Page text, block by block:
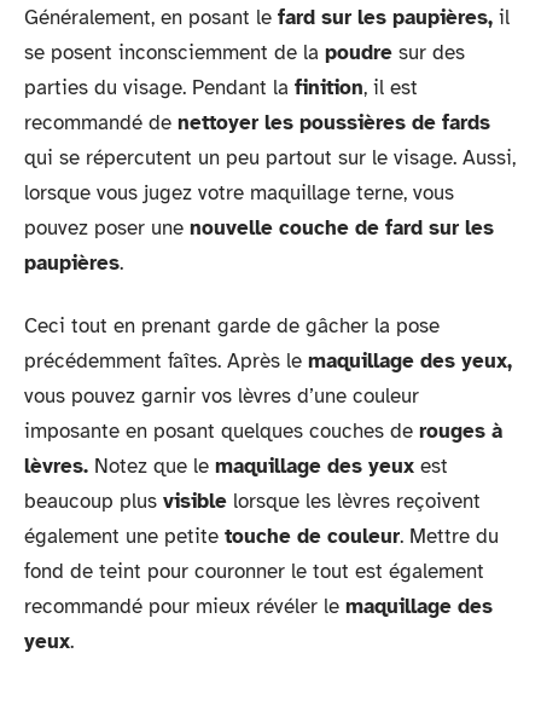
Généralement, en posant le fard sur les paupières, il
se posent inconsciemment de la poudre sur des
parties du visage. Pendant la finition, il est
recommandé de nettoyer les poussières de fards
qui se répercutent un peu partout sur le visage. Aussi,
lorsque vous jugez votre maquillage terne, vous
pouvez poser une nouvelle couche de fard sur les
paupières.
Ceci tout en prenant garde de gâcher la pose
précédemment faîtes. Après le maquillage des yeux,
vous pouvez garnir vos lèvres d’une couleur
imposante en posant quelques couches de rouges à
lèvres. Notez que le maquillage des yeux est
beaucoup plus visible lorsque les lèvres reçoivent
également une petite touche de couleur. Mettre du
fond de teint pour couronner le tout est également
recommandé pour mieux révéler le maquillage des
yeux.